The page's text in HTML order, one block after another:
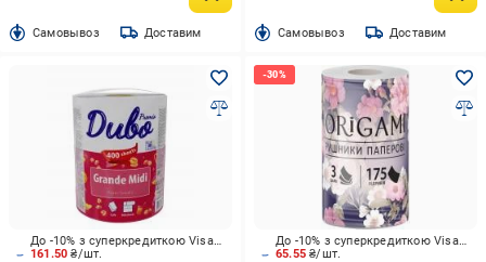
Cамовывоз Доставим Cамовывоз Доставим
161.50₴/шт.
До -10% з суперкредиткою Visa Вигода
65.55₴/шт.
До -10% з суперкредиткою Visa Вигода